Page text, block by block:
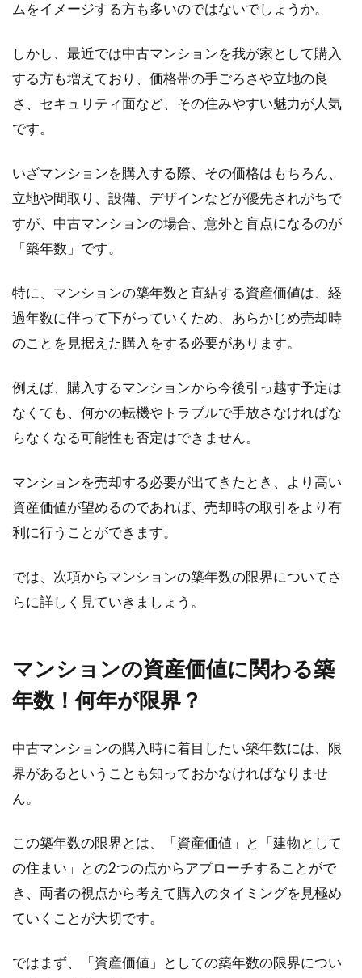
かかる費用はどのくらい？
多くの方が、新築一戸建てのマイホームに憧れ
を持っていることでしょう。しかし、ほとんど
新築木造アパートは騒音が多い？音
が気になりにくい物件選び
くい物件に住みたい」と誰もが思うのではない
でしょうか。...
アパート・マンションで一人暮ら
し！間取り情報はブログから
と物件探しをするとき、頭に浮かぶのが「間取
新築一戸建ての設備は何がおすす
め？人気設備上位をご紹介！
す。ですから、予算内でできるだけ理想を詰め
込みたいも...
契約しているアパートで同居した
い！世帯主は契約者がなる？
っしゃるかもしれません。アパートの契約者に
必見！マンション投資で失敗する6
つの理由
ムをイメージする方も多いのではないでしょうか。
しかし、最近では中古マンションを我が家として購入
する方も増えており、価格帯の手ごろさや立地の良
さ、セキュリティ面など、その住みやすい魅力が人気
です。
いざマンションを購入する際、その価格はもちろん、
立地や間取り、設備、デザインなどが優先されがちで
すが、中古マンションの場合、意外と盲点になるのが
「築年数」です。
特に、マンションの築年数と直結する資産価値は、経
過年数に伴って下がっていくため、あらかじめ売却時
のことを見据えた購入をする必要があります。
例えば、購入するマンションから今後引っ越す予定は
なくても、何かの転機やトラブルで手放さなければな
らなくなる可能性も否定はできません。
マンションを売却する必要が出てきたとき、より高い
資産価値が望めるのであれば、売却時の取引をより有
利に行うことができます。
では、次項からマンションの築年数の限界についてさ
らに詳しく見ていきましょう。
マンションの資産価値に関わる築
年数！何年が限界？
中古マンションの購入時に着目したい築年数には、限
界があるということも知っておかなければなりませ
ん。
この築年数の限界とは、「資産価値」と「建物として
の住まい」との2つの点からアプローチすることがで
き、両者の視点から考えて購入のタイミングを見極め
ていくことが大切です。
ではまず、「資産価値」としての築年数の限界につい